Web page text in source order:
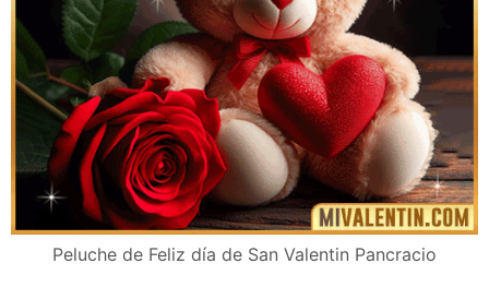
Peluche de Feliz día de San Valentin Pancracio